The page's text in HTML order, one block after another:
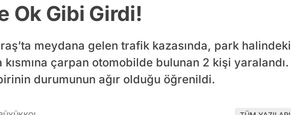
Ok Gibi Girdi!
meydana gelen trafik kazasında, park halindeki
çarpan otomobilde bulunan 2 kişi yaralandı.
durumunun ağır olduğu öğrenildi.